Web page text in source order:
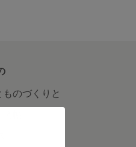
のづくりと